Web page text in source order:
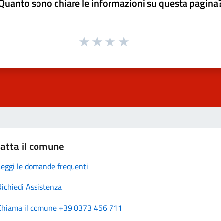
sono chiare le informazioni su questa
il comune
le domande frequenti
Assistenza
il comune +39 0373 456 711